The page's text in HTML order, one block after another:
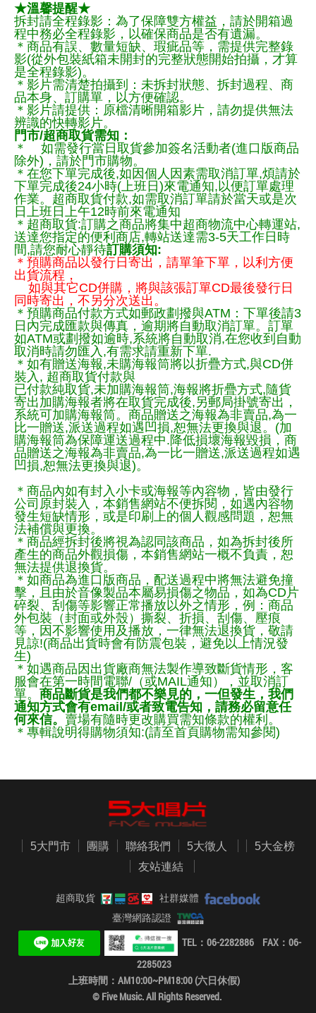
★溫馨提醒★
拆封請全程錄影：為了保障雙方權益，請於開箱過
程中務必全程錄影，以確保商品是否有遺漏。
＊商品有誤、數量短缺、瑕疵品等，需提供完整錄
影(從外包裝紙箱未開封的完整狀態開始拍攝，才算
是全程錄影)。
＊影片需清楚拍攝到：未拆封狀態、拆封過程、商
品本身、訂購單，以方便確認。
＊影片請提供：原檔清晰開箱影片，請勿提供無法
辨識的快轉影片。
門市/超商取貨需知：
＊ 如需發行當日取貨參加簽名活動者(進口版商品
除外)，請於門市購物。
＊在您下單完成後,如因個人因素需取消訂單,煩請於
下單完成後24小時(上班日)來電通知,以便訂單處理
作業。超商取貨付款,如需取消訂單請於當天或是次
日上班日上午12時前來電通知
＊超商取貨:訂購之商品將集中超商物流中心轉運站,
送達您指定的便利商店,轉站送達需3-5天工作日時
間,請您耐心靜待訂購須知:
＊預購商品以發行日寄出，請單筆下單，以利方便
出貨流程，
如與其它CD併購，將與該張訂單CD最後發行日
同時寄出，不另分次送出。
＊預購商品付款方式如郵政劃撥與ATM：下單後請3
日內完成匯款與傳真，逾期將自動取消訂單。訂單
如ATM或劃撥如逾時,系統將自動取消,在您收到自動
取消時請勿匯入,有需求請重新下單.
＊如有贈送海報,未購海報筒將以折疊方式,與CD併
裝入, 超商取貨付款與
已付款純取貨,未加購海報筒,海報將折疊方式,隨貨
寄出加購海報者將在取貨完成後,另郵局掛號寄出，
系統可加購海報筒。商品贈送之海報為非賣品,為一
比一贈送,派送過程如遇凹損,恕無法更換與退。(加
購海報筒為保障運送過程中.降低損壞海報毀損，商
品贈送之海報為非賣品,為一比一贈送,派送過程如遇
凹損,恕無法更換與退)。
＊商品內如有封入小卡或海報等內容物，皆由發行
公司原封裝入，本銷售網站不便拆閱，如遇內容物
發生短缺情形，或是印刷上的個人觀感問題，恕無
法補償與更換。
＊商品經拆封後將視為認同該商品，如為拆封後所
產生的商品外觀損傷，本銷售網站一概不負責，恕
無法提供退換貨。
＊如商品為進口版商品，配送過程中將無法避免撞
擊，且由於音像製品本屬易損傷之物品，如為CD片
碎裂、刮傷等影響正常播放以外之情形，例：商品
外包裝（封面或外殼）撕裂、折損、刮傷、壓痕
等，因不影響使用及播放，一律無法退換貨，敬請
見諒!(商品出貨時會有防震包裝，避免以上情況發
生)
＊如遇商品因出貨廠商無法製作導致斷貨情形，客
服會在第一時間電聯/（或MAIL通知），並取消訂
單。 商品斷貨是我們都不樂見的，一但發生，我們
通知方式會有email/或者致電告知，請務必留意任
何來信。 賣場有隨時更改購買需知條款的權利。
＊專輯說明得購物須知:(請至首頁購物需知參閱)
5大門市 團購 聯絡我們 5大徵人
5大金榜
友站連結
超商取貨
社群媒體
臺灣網路認證
TEL：06-2282886 FAX：06-
2285023
上班時間：AM10:00~PM18:00 (六日休假)
© Five Music. All Rights Reserved.